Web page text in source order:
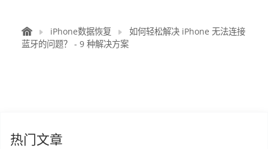
iPhone数据恢复
如何轻松解决 iPhone 无法连接
蓝牙的问题？ - 9 种解决方案
热门文章